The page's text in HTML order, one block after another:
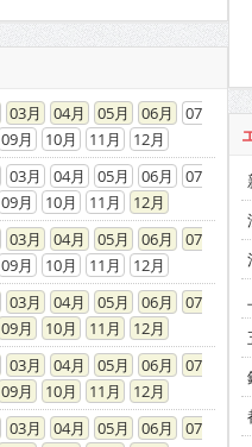
03 04 05 06
07
09 10 11
12
03 04 05 06
07
09 10 11
12
03 04 05 06
07
09 10 11
12
03 04 05 06
07
09 10 11
12
03 04 05 06
07
09 10 11
12
03 04 05 06
07